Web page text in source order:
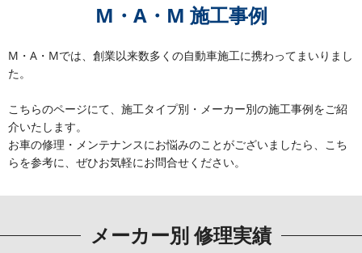
M・A・M 施工事例
M・A・Mでは、創業以来数多くの自動車施工に携わってまいりまし
た。
こちらのページにて、施工タイプ別・メーカー別の施工事例をご紹
介いたします。
お車の修理・メンテナンスにお悩みのことがございましたら、こち
らを参考に、ぜひお気軽にお問合せください。
メーカー別 修理実績